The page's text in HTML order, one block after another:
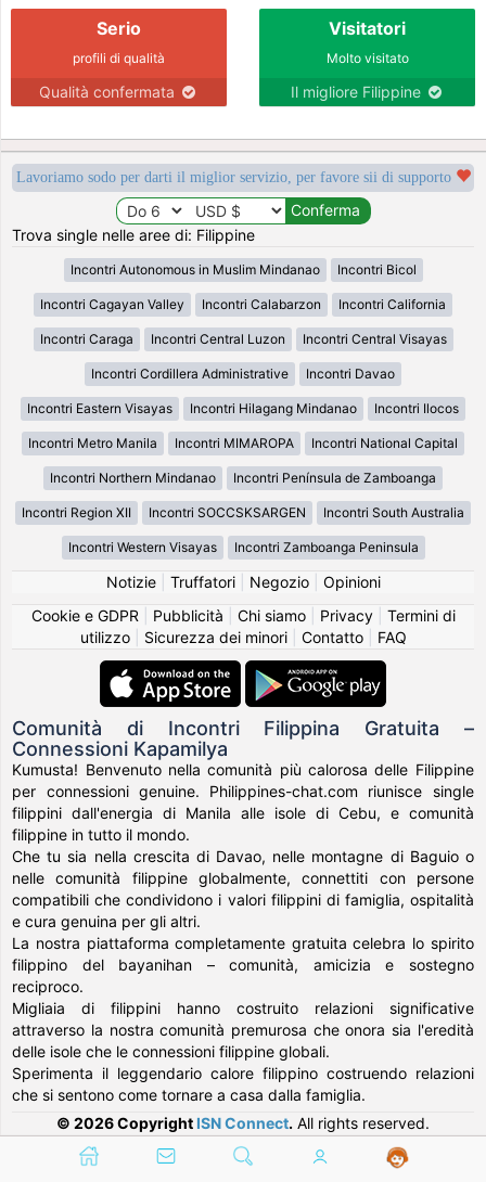
Serio
profili di qualità
Qualità confermata
Visitatori
Molto visitato
Il migliore Filippine
Lavoriamo sodo per darti il miglior servizio, per favore sii di supporto
Trova single nelle aree di: Filippine
Incontri Autonomous in Muslim Mindanao Incontri Bicol
Incontri Cagayan Valley Incontri Calabarzon Incontri California
Incontri Caraga Incontri Central Luzon Incontri Central Visayas
Incontri Cordillera Administrative Incontri Davao
Incontri Eastern Visayas Incontri Hilagang Mindanao Incontri Ilocos
Incontri Metro Manila Incontri MIMAROPA Incontri National Capital
Incontri Northern Mindanao Incontri Península de Zamboanga
Incontri Region XII Incontri SOCCSKSARGEN Incontri South Australia
Incontri Western Visayas Incontri Zamboanga Peninsula
Notizie| Truffatori| Negozio| Opinioni
Cookie e GDPR
Pubblicità Chi siamo| Privacy| Termini di
utilizzo| Sicurezza dei minori| Contatto| FAQ
Comunità di Incontri Filippina Gratuita –
Connessioni Kapamilya
Kumusta! Benvenuto nella comunità più calorosa delle Filippine
per connessioni genuine. Philippines-chat.com riunisce single
filippini dall'energia di Manila alle isole di Cebu, e comunità
filippine in tutto il mondo.
Che tu sia nella crescita di Davao, nelle montagne di Baguio o
nelle comunità filippine globalmente, connettiti con persone
compatibili che condividono i valori filippini di famiglia, ospitalità
e cura genuina per gli altri.
La nostra piattaforma completamente gratuita celebra lo spirito
filippino del bayanihan – comunità, amicizia e sostegno
reciproco.
Migliaia di filippini hanno costruito relazioni significative
attraverso la nostra comunità premurosa che onora sia l'eredità
delle isole che le connessioni filippine globali.
Sperimenta il leggendario calore filippino costruendo relazioni
che si sentono come tornare a casa dalla famiglia.
© 2026 Copyright ISN Connect. All rights reserved.